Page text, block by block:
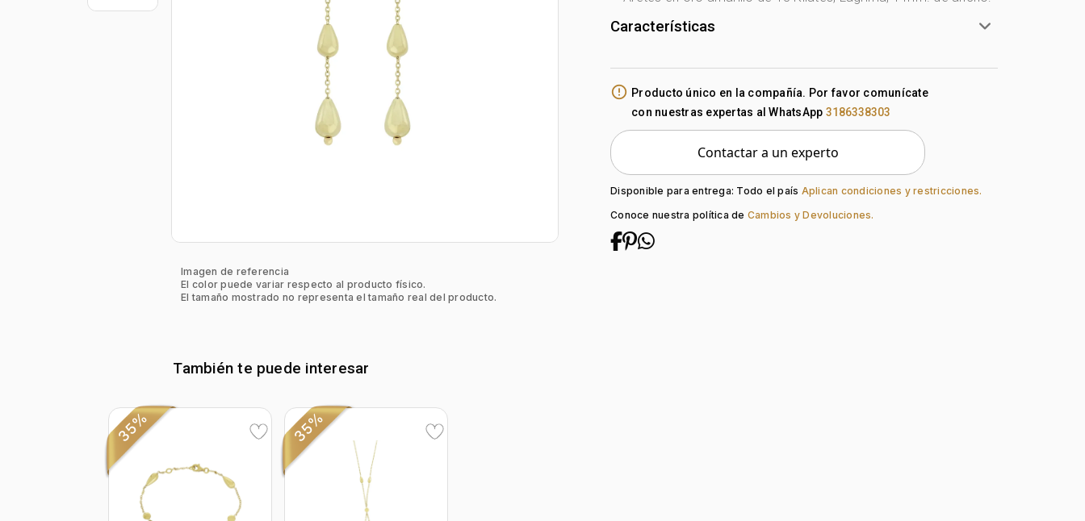
Imagen de referencia
El color puede variar respecto al producto físico.
El tamaño mostrado no representa el tamaño real del producto.
Características
Género: Mujer
Tono Metal:
Metal: Oro 18 Kilates
Forma: Lágrima
Tipo de terminado: Liso
Ninguno
Tipo de Broche: Mariposa
error_outline Producto único en la compañía. Por favor comunícate
con nuestras expertas al WhatsApp 3186338303
Contactar a un experto
Disponible para entrega: Todo el país Aplican condiciones y restricciones.
Conoce nuestra política de Cambios y Devoluciones.
También te puede interesar
35% 35%